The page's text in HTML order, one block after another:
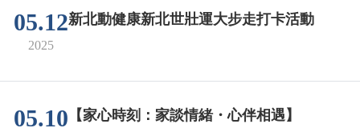
05.12
2025
新北動健康新北世壯運大步走打卡活動
05.10 【家心時刻：家談情緒・心伴相遇】